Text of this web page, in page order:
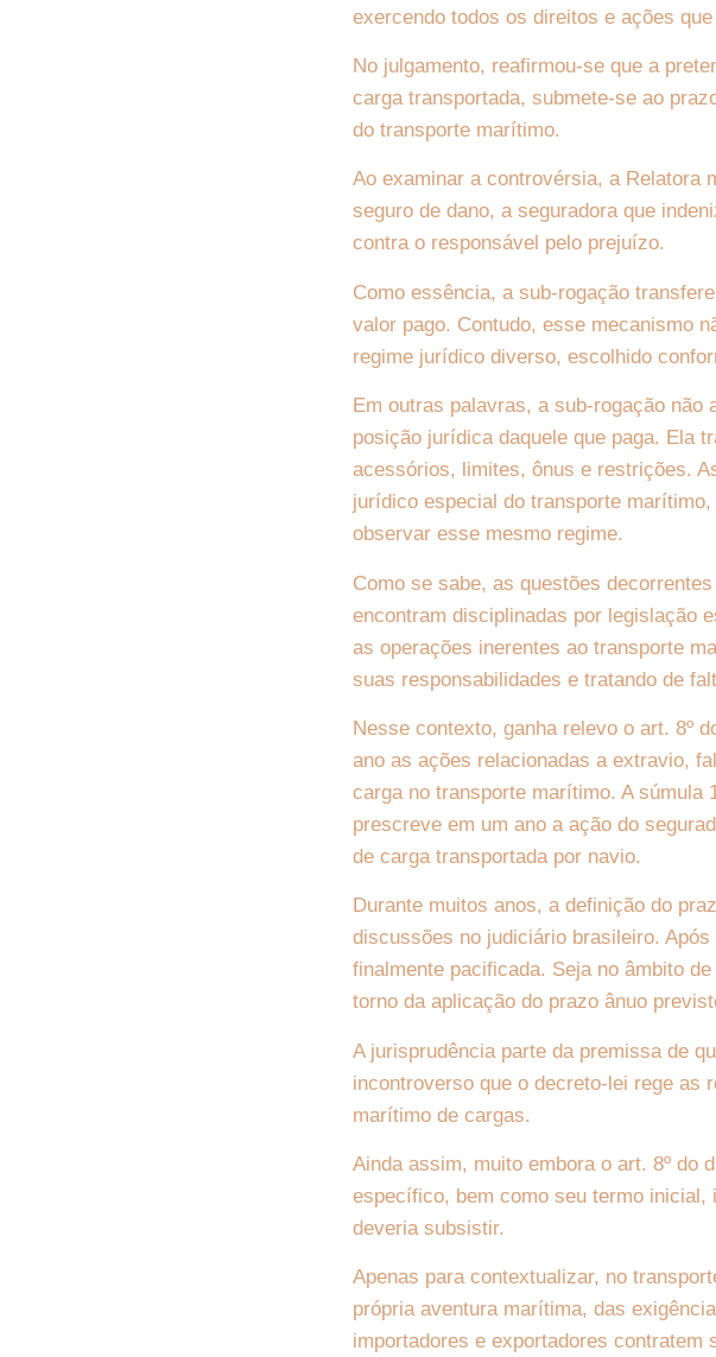
exercendo todos os direitos e ações
No julgamento, reafirmou-se que a
carga transportada, submete-se ao
do transporte marítimo.
Ao examinar a controvérsia, a Relatora
seguro de dano, a seguradora que
contra o responsável pelo prejuízo.
Como essência, a sub-rogação
valor pago. Contudo, esse mecanismo
regime jurídico diverso, escolhido
Em outras palavras, a sub-rogação não
posição jurídica daquele que paga. Ela
acessórios, limites, ônus e restrições.
jurídico especial do transporte
observar esse mesmo regime.
Como se sabe, as questões
encontram disciplinadas por legislação
as operações inerentes ao transporte
suas responsabilidades e tratando de
Nesse contexto, ganha relevo o art. 8º
ano as ações relacionadas a extravio,
carga no transporte marítimo. A súmula
prescreve em um ano a ação do
de carga transportada por navio.
Durante muitos anos, a definição do
discussões no judiciário brasileiro.
finalmente pacificada. Seja no âmbito
torno da aplicação do prazo ânuo
A jurisprudência parte da premissa de
incontroverso que o decreto-lei rege as
marítimo de cargas.
Ainda assim, muito embora o art. 8º do
específico, bem como seu termo inicial,
deveria subsistir.
Apenas para contextualizar, no
própria aventura marítima, das
importadores e exportadores contratem